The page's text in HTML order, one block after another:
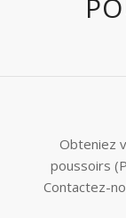
Obteniez
poussoirs
Contactez-